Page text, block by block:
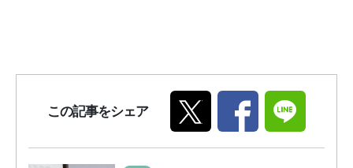
この記事をシェア